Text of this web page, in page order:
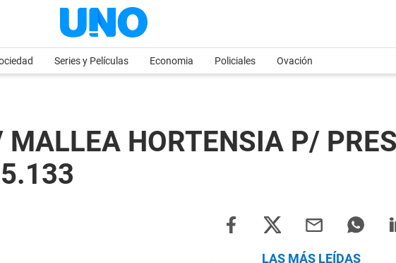
Series y Películas Economia Policiales Ovación
HORTENSIA P/
LAS MÁS LEÍDAS